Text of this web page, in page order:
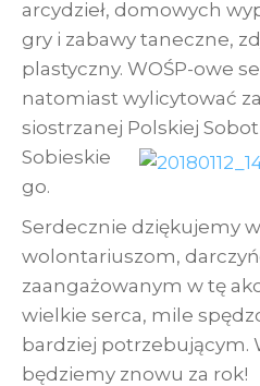
arcydzieł, domowych
gry i zabawy taneczne,
plastyczny. WOŚP-owe
natomiast wylicytować
siostrzanej Polskiej
Sobieskie
go.
Serdecznie dziękujemy
wolontariuszom,
zaangażowanym w tę
wielkie serca, mile
bardziej potrzebującym.
będziemy znowu za rok!